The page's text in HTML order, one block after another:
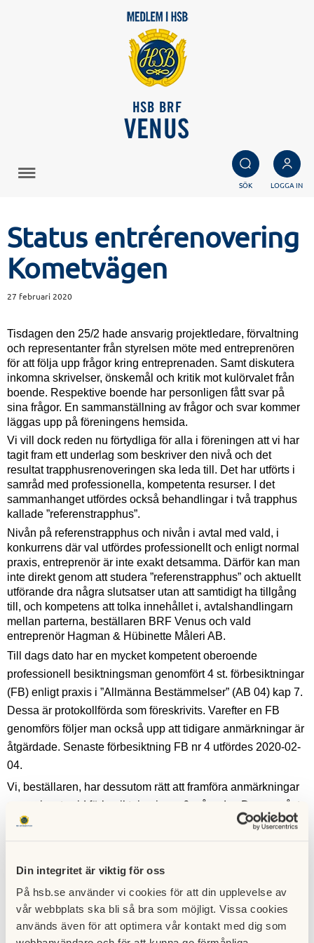
Din integritet är viktig för oss
På hsb.se använder vi cookies för att din upplevelse av
vår webbplats ska bli så bra som möjligt. Vissa cookies
används även för att optimera vår kontakt med dig som
HSB BRF
VENUS
SÖK LOGGA IN
Status entrérenovering
Kometvägen
27 februari 2020
Tisdagen den 25/2 hade ansvarig projektledare, förvaltning
och representanter från styrelsen möte med entreprenören
för att följa upp frågor kring entreprenaden. Samt diskutera
inkomna skrivelser, önskemål och kritik mot kulörvalet från
boende. Respektive boende har personligen fått svar på
sina frågor. En sammanställning av frågor och svar kommer
läggas upp på föreningens hemsida.
Vi vill dock reden nu förtydliga för alla i föreningen att vi har
tagit fram ett underlag som beskriver den nivå och det
resultat trapphusrenoveringen ska leda till. Det har utförts i
samråd med professionella, kompetenta resurser. I det
sammanhanget utfördes också behandlingar i två trapphus
kallade ”referenstrapphus”.
Nivån på referenstrapphus och nivån i avtal med vald, i
konkurrens där val utfördes professionellt och enligt normal
praxis, entreprenör är inte exakt detsamma. Därför kan man
inte direkt genom att studera ”referenstrapphus” och aktuellt
utförande dra några slutsatser utan att samtidigt ha tillgång
till, och kompetens att tolka innehållet i, avtalshandlingarn
mellan parterna, beställaren BRF Venus och vald
entreprenör Hagman & Hübinette Måleri AB.
Till dags dato har en mycket kompetent oberoende
professionell besiktningsman genomfört 4 st. förbesiktningar
(FB) enligt praxis i ”Allmänna Bestämmelser” (AB 04) kap 7.
Dessa är protokollförda som föreskrivits. Varefter en FB
genomförs följer man också upp att tidigare anmärkningar är
åtgärdade. Senaste förbesiktning FB nr 4 utfördes 2020-02-
04.
Vi, beställaren, har dessutom rätt att framföra anmärkningar
som missats vid förbesiktning inom 6 månader. Dessa måste
entreprenören också åtgärda så länge det inte är tveksamt
överenskommelser som finns i avtal mellan parterna. Till
dessa finns exakta beskrivningar över de behandlingar som
ska utföras allt enligt ”Allmän material och arbetsbeskrivning